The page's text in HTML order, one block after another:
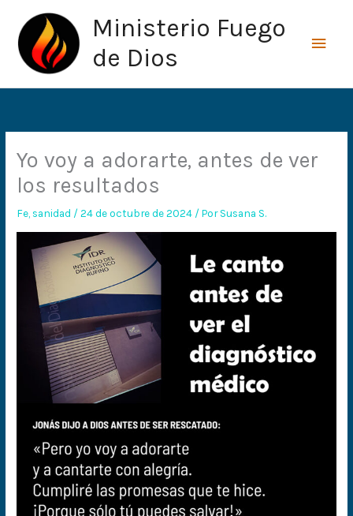
contenido
Ministerio Fuego
de Dios
Yo voy a adorarte, antes de ver
los resultados
Fe sanidad /24 de octubre de 2024 / PorSusana S.